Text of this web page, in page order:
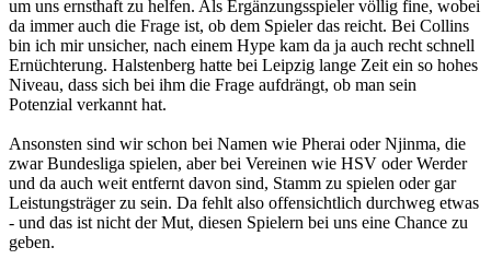
um uns ernsthaft zu helfen. Als Ergänzungsspieler völlig fine, wobei
da immer auch die Frage ist, ob dem Spieler das reicht. Bei Collins
bin ich mir unsicher, nach einem Hype kam da ja auch recht schnell
Ernüchterung. Halstenberg hatte bei Leipzig lange Zeit ein so hohes
Niveau, dass sich bei ihm die Frage aufdrängt, ob man sein
Potenzial verkannt hat.
Ansonsten sind wir schon bei Namen wie Pherai oder Njinma, die
zwar Bundesliga spielen, aber bei Vereinen wie HSV oder Werder
und da auch weit entfernt davon sind, Stamm zu spielen oder gar
Leistungsträger zu sein. Da fehlt also offensichtlich durchweg etwas
- und das ist nicht der Mut, diesen Spielern bei uns eine Chance zu
geben.